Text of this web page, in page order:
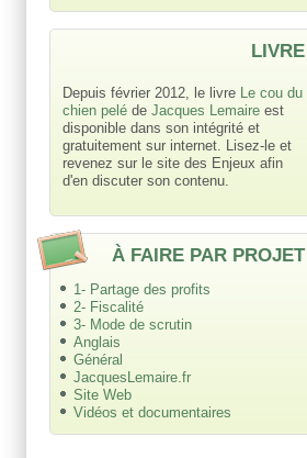
LIVRE
Depuis février 2012, le livre Le cou du
chien pelé de Jacques Lemaire est
disponible dans son intégrité et
gratuitement sur internet. Lisez-le et
revenez sur le site des Enjeux afin
d'en discuter son contenu.
À FAIRE PAR PROJET
1- Partage des profits
2- Fiscalité
3- Mode de scrutin
Anglais
Général
JacquesLemaire.fr
Site Web
Vidéos et documentaires